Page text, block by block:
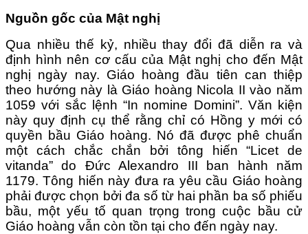
Nguồn gốc của Mật nghị
Qua nhiều thế kỷ, nhiều thay đổi đã diễn ra và
định hình nên cơ cấu của Mật nghị cho đến Mật
nghị ngày nay. Giáo hoàng đầu tiên can thiệp
theo hướng này là Giáo hoàng Nicola II vào năm
1059 với sắc lệnh “In nomine Domini”. Văn kiện
này quy định cụ thể rằng chỉ có Hồng y mới có
quyền bầu Giáo hoàng. Nó đã được phê chuẩn
một cách chắc chắn bởi tông hiến “Licet de
vitanda” do Đức Alexandro III ban hành năm
1179. Tông hiến này đưa ra yêu cầu Giáo hoàng
phải được chọn bởi đa số từ hai phần ba số phiếu
bầu, một yếu tố quan trọng trong cuộc bầu cử
Giáo hoàng vẫn còn tồn tại cho đến ngày nay.